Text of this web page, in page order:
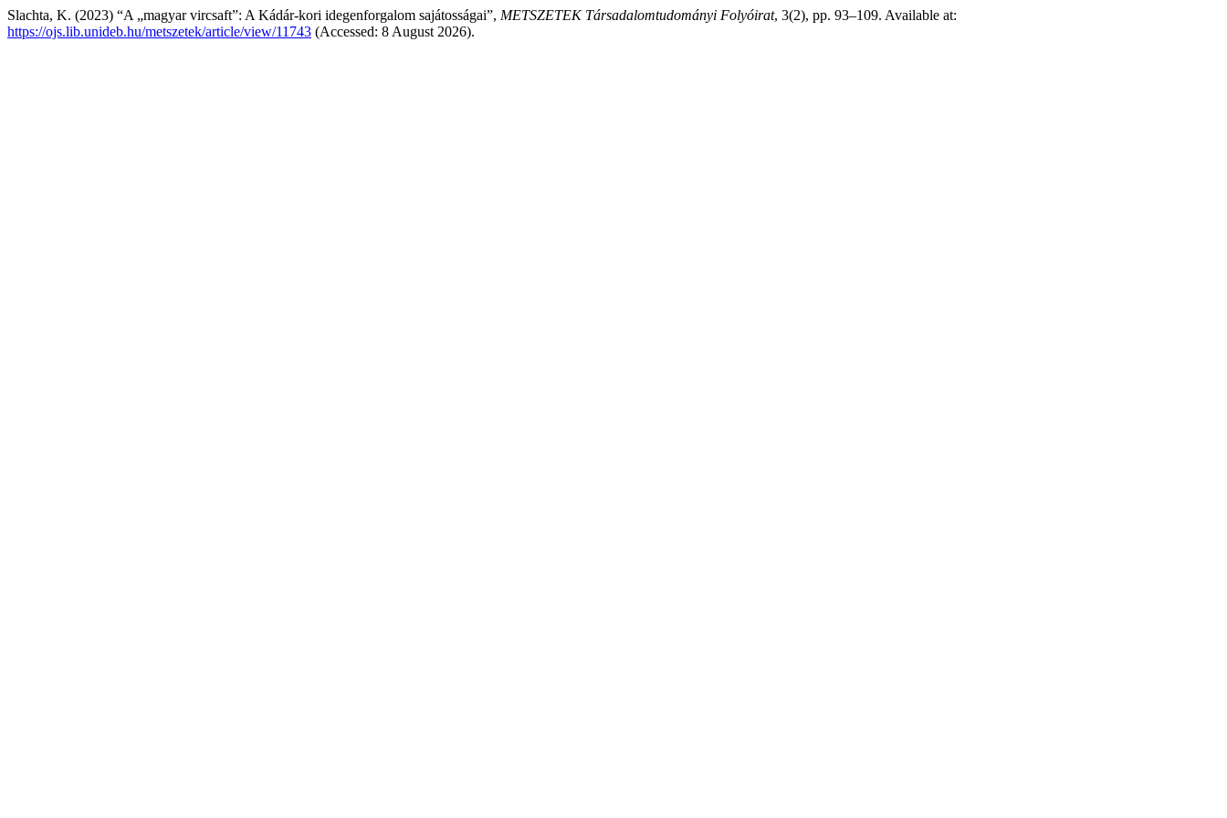
Slachta, K. (2023) “A „magyar vircsaft”: A Kádár-kori idegenforgalom sajátosságai”, METSZETEK Társadalomtudományi Folyóirat, 3(2), pp. 93–109. Available at:
https://ojs.lib.unideb.hu/metszetek/article/view/11743 (Accessed: 8 August 2026).